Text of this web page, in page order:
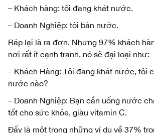
– Khách hàng: tôi đang khát nước.
– Doanh Nghiệp: tôi bán nước.
Ráp lại là ra đơn. Nhưng 97% khách
nơi rất ít cạnh tranh, nó sẽ đại loại như:
– Khách Hàng: Tôi đang khát nước, tôi
nước nào?
– Doanh Nghiệp: Bạn cần uống nước
tốt cho sức khỏe, giàu vitamin C.
Đấy là một trong những ví dụ về 37%